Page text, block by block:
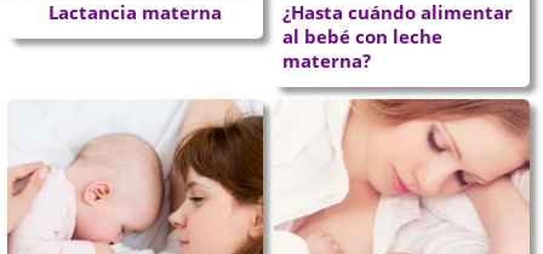
Lactancia materna
¿Hasta cuándo alimentar
al bebé con leche
materna?